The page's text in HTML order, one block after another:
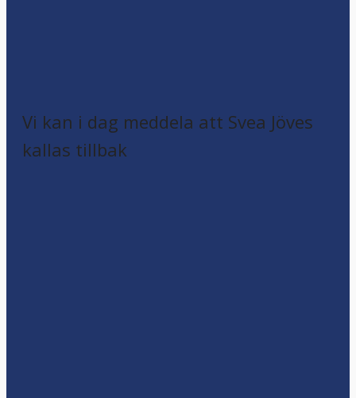
Vi kan i dag meddela att Svea Jöves
kallas tillbak